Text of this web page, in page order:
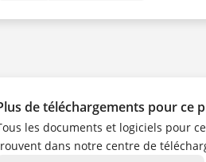
NL
FR
NO
PT
TR
de téléchargements pour ce
les documents et logiciels pour
dans notre centre de